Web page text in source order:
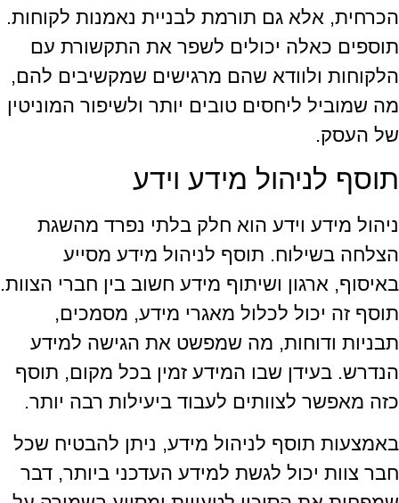
הכרחית, אלא גם תורמת לבניית נאמנות לקוחות.
תוספים כאלה יכולים לשפר את התקשורת עם
הלקוחות ולוודא שהם מרגישים שמקשיבים להם,
מה שמוביל ליחסים טובים יותר ולשיפור המוניטין
של העסק.
תוסף לניהול מידע וידע
ניהול מידע וידע הוא חלק בלתי נפרד מהשגת
הצלחה בשילוח. תוסף לניהול מידע מסייע
באיסוף, ארגון ושיתוף מידע חשוב בין חברי הצוות.
תוסף זה יכול לכלול מאגרי מידע, מסמכים,
תבניות ודוחות, מה שמפשט את הגישה למידע
הנדרש. בעידן שבו המידע זמין בכל מקום, תוסף
כזה מאפשר לצוותים לעבוד ביעילות רבה יותר.
באמצעות תוסף לניהול מידע, ניתן להבטיח שכל
חבר צוות יכול לגשת למידע העדכני ביותר, דבר